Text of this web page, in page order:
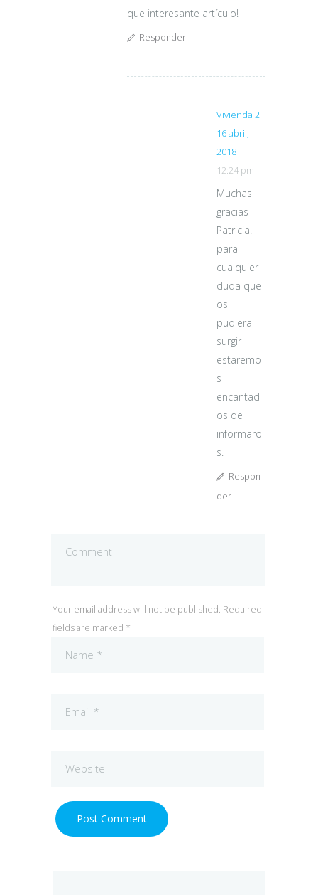
que interesante artículo!
Responder
Vivienda 2
16 abril,
2018
12:24 pm
Muchas
gracias
Patricia!
para
cualquier
duda que
os
pudiera
surgir
estaremo
s
encantad
os de
informaro
s.
Respon
der
Your email address will not be published. Required
fields are marked *